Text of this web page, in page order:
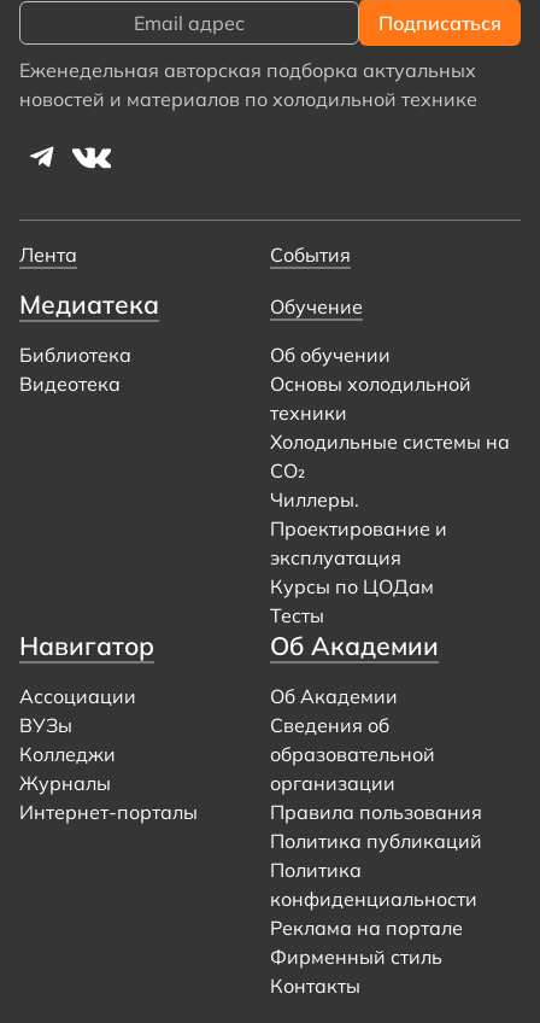
Еженедельная авторская подборка актуальных
новостей и материалов по холодильной технике
Лента События
Медиатека
Библиотека
Видеотека
Обучение
Об обучении
Основы холодильной
техники
Холодильные системы на
CO₂
Чиллеры.
Проектирование и
эксплуатация
Курсы по ЦОДам
Тесты
Навигатор
Ассоциации
ВУЗы
Колледжи
Журналы
Интернет-порталы
Об Академии
Об Академии
Сведения об
образовательной
организации
Правила пользования
Политика публикаций
Политика
конфиденциальности
Реклама на портале
Фирменный стиль
Контакты